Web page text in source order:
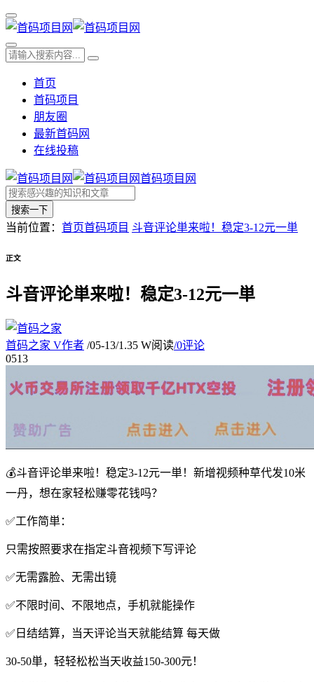
首页
首码项目
朋友圈
最新首码网
在线投稿
首码项目网
搜索一下
当前位置： 首页首码项目 斗音评论単来啦！稳定3-12元一単
正文
斗音评论単来啦！稳定3-12元一単
首码之家 V作者 /05-13/1.35 W阅读/0评论
0513
💰斗音评论単来啦！稳定3-12元一単！新增视频种草代发10米
一丹，想在家轻松赚零花钱吗？
✅工作简単：
只需按照要求在指定斗音视频下写评论
✅无需露脸、无需出镜
✅不限时间、不限地点，手机就能操作
✅日结结算，当天评论当天就能结算 每天做
30-50単，轻轻松松当天收益150-300元！